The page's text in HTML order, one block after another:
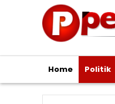
Home Politik